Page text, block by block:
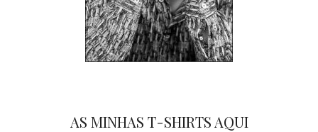
AS MINHAS T-SHIRTS AQUI